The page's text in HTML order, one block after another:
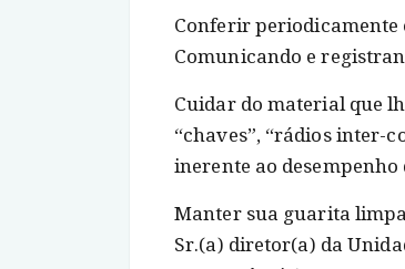
Conferir periodicamente
Comunicando e
Cuidar do material que
“chaves”, “rádios inter-
inerente ao desempenho
Manter sua guarita
Sr.(a) diretor(a) da